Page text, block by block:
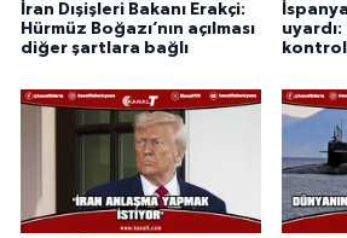
İran Dışişleri Bakanı Erakçi:
Hürmüz Boğazı’nın açılması
diğer şartlara bağlı
uyardı: